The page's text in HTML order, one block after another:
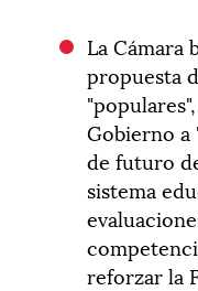
La Cámara
propuesta
Gobierno
de futuro
sistema
reforzar la